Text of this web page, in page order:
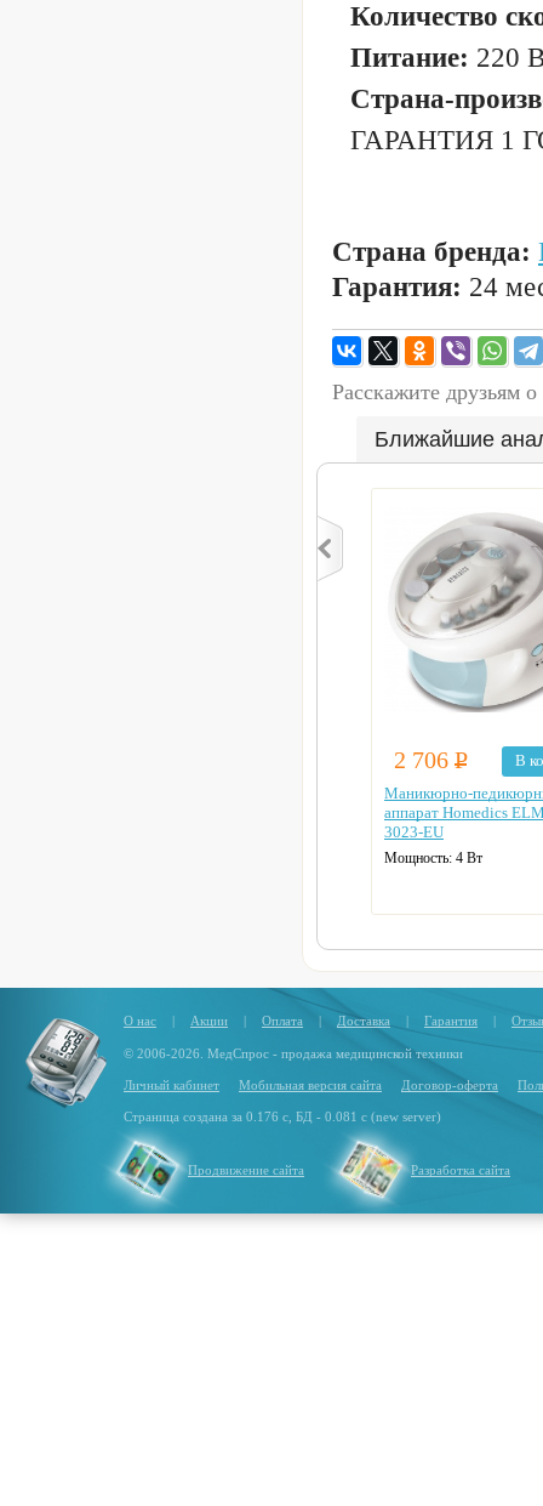
Количество
Питание: 220
Страна-
ГАРАНТИЯ 1
Страна бренда:
Гарантия: 24
Расскажите друзьям
Ближайшие
2 706 Р
В
Маникюрно-
аппарат Homedics
3023-EU
Мощность: 4 Вт
Реверс
Цвет: белый
О нас | Акции | Оплата | Доставка | Гарантия |
© 2006-2026. МедСпрос - продажа медицинской техники
Личный кабинет Мобильная версия сайта Договор-оферта
Страница создана за 0.176 с, БД - 0.081 с (new server)
Продвижение сайта Разработка сайта